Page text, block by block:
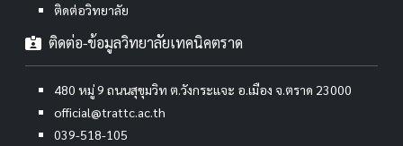
ติดต่อวิทยาลัย
ติดต่อ-ข้อมูลวิทยาลัยเทคนิคตราด
480 หมู่ 9 ถนนสุขุมวิท ต.วังกระแจะ อ.เมือง จ.ตราด 23000
official@trattc.ac.th
039-518-105